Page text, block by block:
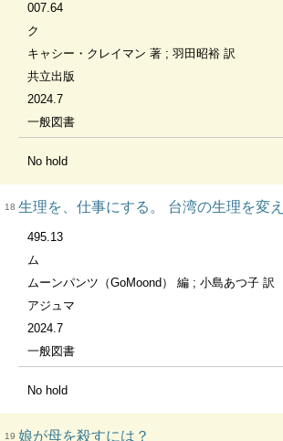
007.64
ク
キャシー・クレイマン 著 ; 羽田昭裕 訳
共立出版
2024.7
一般図書
No hold
18 生理を、仕事にする。 台湾の生理を変
495.13
ム
ムーンパンツ（GoMoond） 編 ; 小島あつ子 訳
アジュマ
2024.7
一般図書
No hold
19 娘が母を殺すには？